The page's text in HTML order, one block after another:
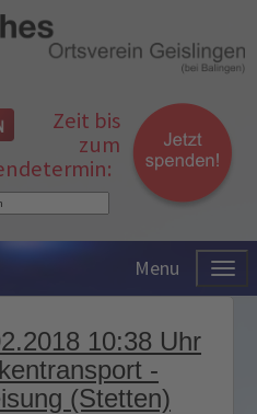
Zeit bis
zum
Menu
10:38 Uhr
-
(Stetten)